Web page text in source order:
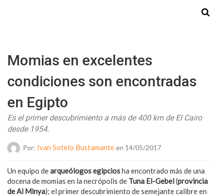
Momias en excelentes
condiciones son encontradas
en Egipto
Es el primer descubrimiento a más de 400 km de El Cairo
desde 1954.
Por: Ivan Sotelo Bustamanteen 14/05/2017
Un equipo dearqueólogos egipciosha encontrado más de una
docena de momias en la necrópolis de Tuna El-Gebel(provincia
de Al Minya); el primer descubrimiento de semejante calibre en